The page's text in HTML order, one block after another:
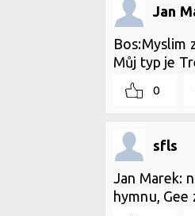
Jan
Bos:Myslim
Můj typ je
0
sfls
Jan Marek:
hymnu,